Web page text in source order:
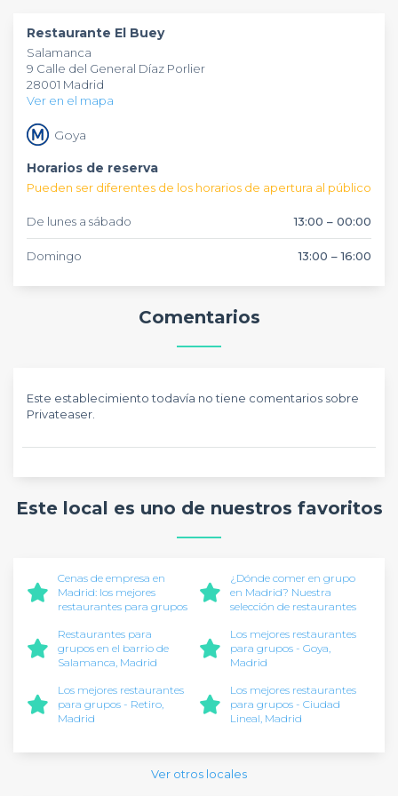
postres y una excelente carta de vinos. También elaboran
platos para celíacos y vegetarianos. Si quieres conocer
otros establecimientos como este, el equipo de
especialistas de
contactar con nosotros ¡es
Restaurante El Buey
Salamanca
9 Calle del General Díaz Porlier
28001 Madrid
Ver en el mapa
Goya
Horarios de reserva
Pueden ser diferentes de los horarios de apertura al público
De lunes a sábado 13:00 – 00:00
Domingo 13:00 – 16:00
Comentarios
Este establecimiento todavía no tiene comentarios sobre
Privateaser.
Este local es uno de nuestros favoritos
Cenas de empresa en
Madrid: los mejores
restaurantes para grupos
¿Dónde comer en grupo
en Madrid? Nuestra
selección de restaurantes
Restaurantes para
grupos en el barrio de
Salamanca, Madrid
Los mejores restaurantes
para grupos - Goya,
Madrid
Los mejores restaurantes
para grupos - Retiro,
Madrid
Los mejores restaurantes
para grupos - Ciudad
Lineal, Madrid
Ver otros locales